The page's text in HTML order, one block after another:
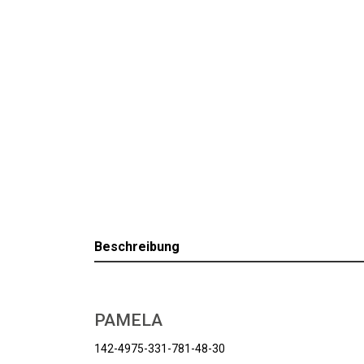
Beschreibung
PAMELA
142-4975-331-781-48-30